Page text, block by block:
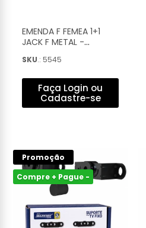
EMENDA F FEMEA 1+1
JACK F METAL -
SKU.: 5545
Faça Login ou
Cadastre-se
Promoção
Compre + Pague -